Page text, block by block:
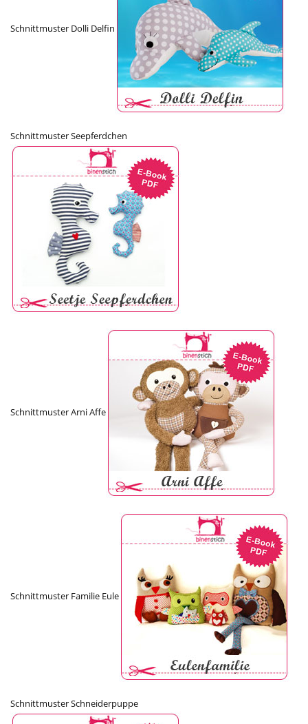
Schnittmuster Dolli Delfin
Schnittmuster Seepferdchen
Schnittmuster Arni Affe
Schnittmuster Familie Eule
Schnittmuster Schneiderpuppe